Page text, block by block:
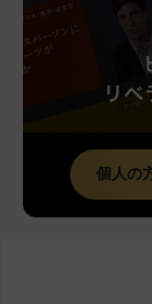
個人の